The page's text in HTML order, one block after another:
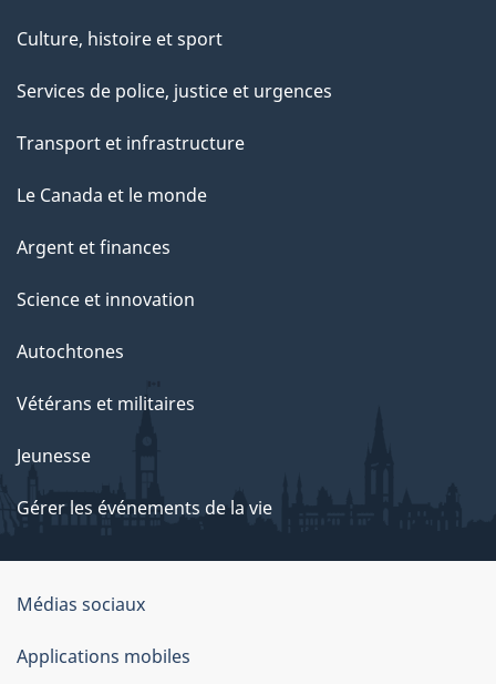
Culture, histoire et sport
Services de police, justice et urgences
Transport et infrastructure
Le Canada et le monde
Argent et finances
Science et innovation
Autochtones
Vétérans et militaires
Jeunesse
Gérer les événements de la vie
Organisation
du
Médias sociaux
Applications mobiles